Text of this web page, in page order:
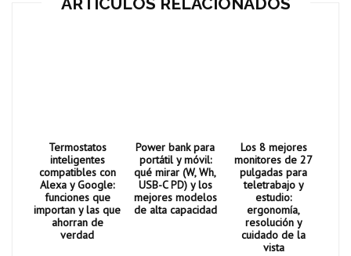
Termostatos
inteligentes
compatibles con
Alexa y Google:
funciones que
importan y las que
ahorran de
verdad
Power bank para
portátil y móvil:
qué mirar (W, Wh,
USB-C PD) y los
mejores modelos
de alta capacidad
Los 8 mejores
monitores de 27
pulgadas para
teletrabajo y
estudio:
ergonomía,
resolución y
cuidado de la
vista